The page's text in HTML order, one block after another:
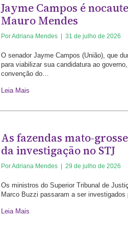
Jayme Campos é
Mauro Mendes
PorAdriana Mendes 31 de julho de 2026
O senador Jayme Campos (União), que
para viabilizar sua candidatura ao
convenção do…
Leia Mais
As fazendas mato-
da investigação no STJ
PorAdriana Mendes 29 de julho de 2026
Os ministros do Superior Tribunal de
Marco Buzzi passaram a ser
Leia Mais